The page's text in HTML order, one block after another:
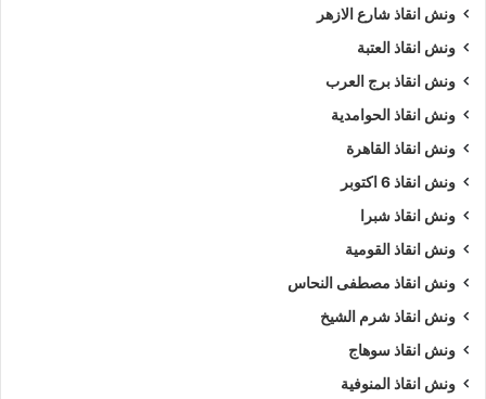
ونش انقاذ شارع الازهر
ونش انقاذ العتبة
ونش انقاذ برج العرب
ونش انقاذ الحوامدية
ونش انقاذ القاهرة
ونش انقاذ 6 اكتوبر
ونش انقاذ شبرا
ونش انقاذ القومية
ونش انقاذ مصطفى النحاس
ونش انقاذ شرم الشيخ
ونش انقاذ سوهاج
ونش انقاذ المنوفية